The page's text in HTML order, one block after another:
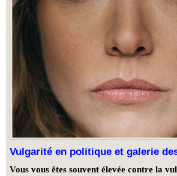
Vulgarité en politique et galerie
Vous vous êtes souvent élevée contre la vulgarité et la